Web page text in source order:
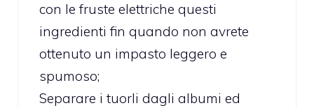
con le fruste elettriche questi
ingredienti fin quando non avrete
ottenuto un impasto leggero e
spumoso;
Separare i tuorli dagli albumi ed